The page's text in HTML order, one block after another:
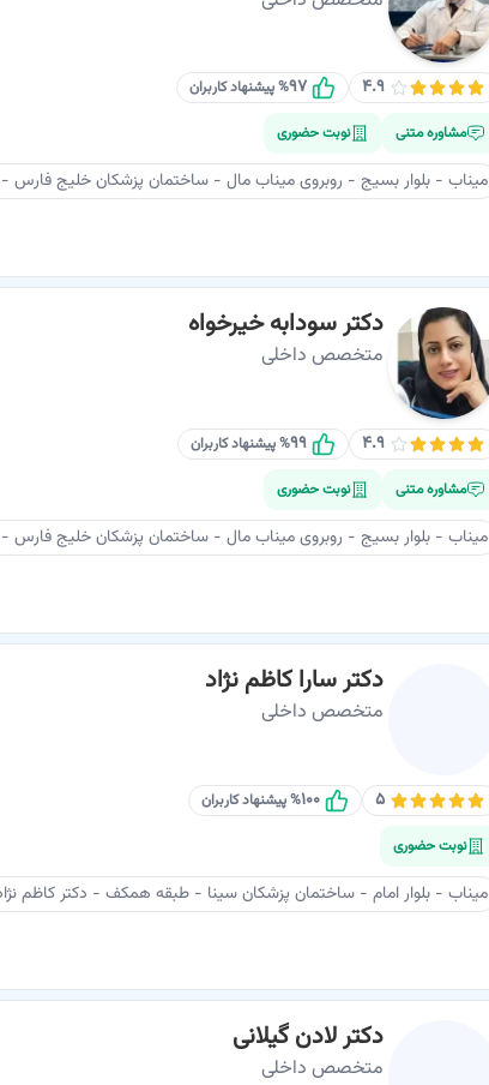
۴.۹ ۹۷% پیشنهاد کاربران
مشاوره متنی نوبت حضوری
میناب - بلوار بسيج - روبروی ميناب مال - ساختمان پزشکان خلیج فارس -
دکتر سودابه خیرخواه
متخصص داخلی
۴.۹ ۹۹% پیشنهاد کاربران
مشاوره متنی نوبت حضوری
میناب - بلوار بسيج - روبروی ميناب مال - ساختمان پزشکان خلیج فارس -
دکتر سارا کاظم نژاد
متخصص داخلی
۵ ۱۰۰% پیشنهاد کاربران
نوبت حضوری
میناب - بلوار امام - ساختمان پزشکان سینا - طبقه همکف - دکتر کاظم
دکتر لادن گیلانی
متخصص داخلی